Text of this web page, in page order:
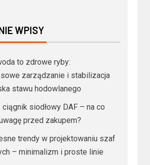
WPISY
to zdrowe ryby:
zarządzanie i stabilizacja
stawu hodowlanego
ciągnik siodłowy DAF – na co
przed zakupem?
trendy w projektowaniu szaf
– minimalizm i proste linie